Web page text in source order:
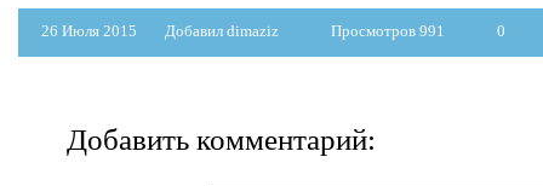
26 Июля 2015 Добавил dimaziz Просмотров 991 0
Добавить комментарий: